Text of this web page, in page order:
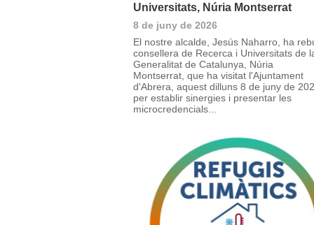
Universitats, Núria Montserrat
8 de juny de 2026
El nostre alcalde, Jesús Naharro, ha
consellera de Recerca i Universitats de
Generalitat de Catalunya, Núria
Montserrat, que ha visitat l'Ajuntament
d'Abrera, aquest dilluns 8 de juny de
per establir sinergies i presentar les
microcredencials...